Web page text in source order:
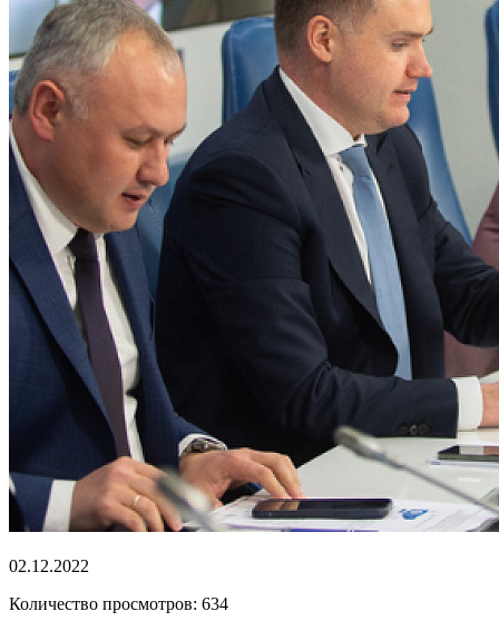
02.12.2022
Количество просмотров: 634